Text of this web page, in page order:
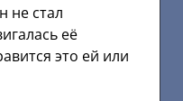
не стал
её
это ей или